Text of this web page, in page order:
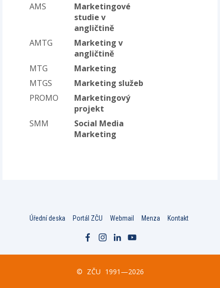
AMS
Marketingové
studie v
angličtině
AMTG
Marketing v
angličtině
MTG
Marketing
MTGS
Marketing služeb
PROMO
Marketingový
projekt
SMM
Social Media
Marketing
Úřední deska Portál ZČU Webmail Menza Kontakt
© ZČU 1991—2026